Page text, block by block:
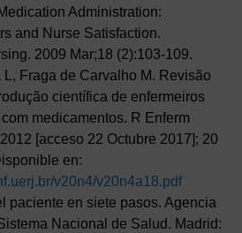
Administration:
and Nurse Satisfaction.
2009 Mar;18 (2):103-109.
L, Fraga de Carvalho M. Revisão
científica de enfermeiros
medicamentos. R Enferm
[acceso 22 Octubre 2017]; 20
en:
v20n4/v20n4a18.pdf
paciente en siete pasos. Agencia
Nacional de Salud. Madrid: